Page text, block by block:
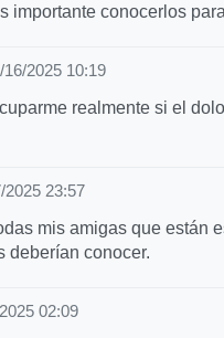
importante conocerlos
16/2025 10:19
realmente si el
2025 23:57
mis amigas que están
deberían conocer.
02:09